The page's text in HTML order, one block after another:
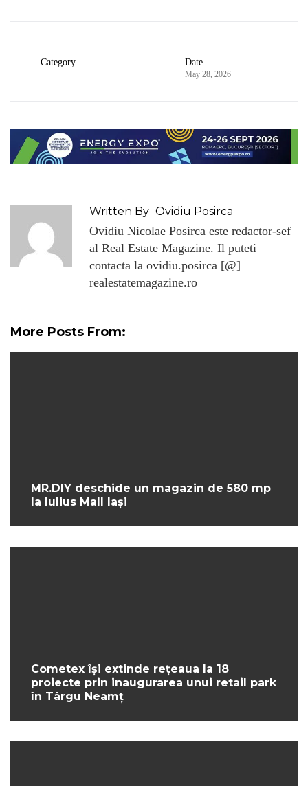
Category Date
May 28, 2026
Written By Ovidiu Posirca
Ovidiu Nicolae Posirca este redactor-sef
al Real Estate Magazine. Il puteti
contacta la ovidiu.posirca [@]
realestatemagazine.ro
More Posts From:
MR.DIY deschide un magazin de 580 mp
la Iulius Mall Iași
Cometex își extinde rețeaua la 18
proiecte prin inaugurarea unui retail park
în Târgu Neamț